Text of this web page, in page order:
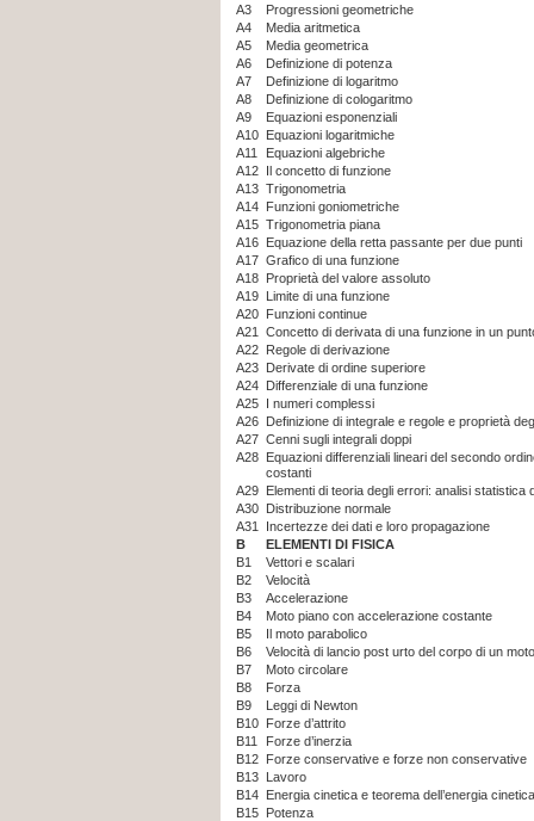
A3
Progressioni geometriche
A4
Media aritmetica
A5
Media geometrica
A6
Definizione di potenza
A7
Definizione di logaritmo
A8
Definizione di cologaritmo
A9
Equazioni esponenziali
A10 Equazioni logaritmiche
A11
Equazioni algebriche
A12 Il concetto di funzione
A13 Trigonometria
A14 Funzioni goniometriche
A15 Trigonometria piana
A16 Equazione della retta passante per due punti
A17 Grafico di una funzione
A18 Proprietà del valore assoluto
A19 Limite di una funzione
A20 Funzioni continue
A21
Concetto di derivata di una funzione in un
A22 Regole di derivazione
A23 Derivate di ordine superiore
A24 Differenziale di una funzione
A25 I numeri complessi
A26 Definizione di integrale e regole e proprietà
A27 Cenni sugli integrali doppi
A28 Equazioni differenziali lineari del secondo
costanti
A29 Elementi di teoria degli errori: analisi statistica
A30 Distribuzione normale
A31
Incertezze dei dati e loro propagazione
B
ELEMENTI DI FISICA
B1
Vettori e scalari
B2
Velocità
B3
Accelerazione
B4
Moto piano con accelerazione costante
B5
Il moto parabolico
B6
Velocità di lancio post urto del corpo di un
B7
Moto circolare
B8
Forza
B9
Leggi di Newton
B10 Forze d’attrito
B11
Forze d’inerzia
B12 Forze conservative e forze non conservative
B13 Lavoro
B14 Energia cinetica e teorema dell’energia cinetica
B15 Potenza